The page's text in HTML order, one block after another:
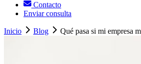
Contacto
Enviar consulta
Inicio Blog Qué pasa si mi empresa